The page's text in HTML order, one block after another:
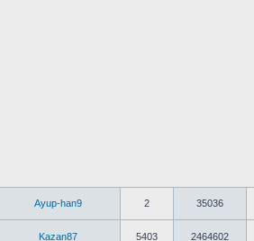
Ayup-han9 2 35036
Kazan87 5403 2464602